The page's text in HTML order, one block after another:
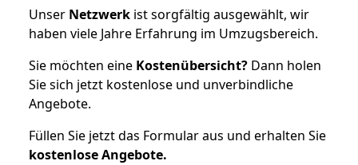
Unser Netzwerk ist sorgfältig ausgewählt, wir
haben viele Jahre Erfahrung im Umzugsbereich.
Sie möchten eine Kostenübersicht? Dann holen
Sie sich jetzt kostenlose und unverbindliche
Angebote.
Füllen Sie jetzt das Formular aus und erhalten Sie
kostenloseAngebote.